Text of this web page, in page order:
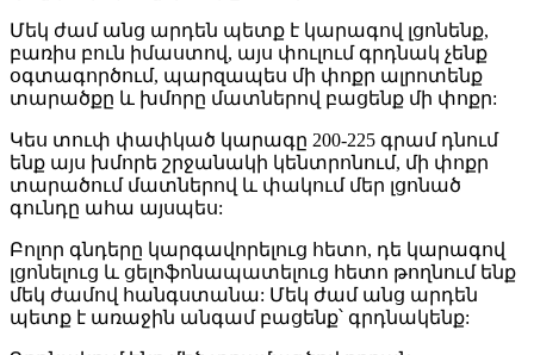
Մեկ ժամ անց արդեն պետք է կարագով լցոնենք,
բառիս բուն իմաստով, այս փուլում գրդնակ չենք
օգտագործում, պարզապես մի փոքր ալրոտենք
տարածքը և խմորը մատներով բացենք մի փոքր:
Կես տուփ փափկած կարագը 200-225 գրամ դնում
ենք այս խմորե շրջանակի կենտրոնում, մի փոքր
տարածում մատներով և փակում մեր լցոնած
գունդը ահա այսպես:
Բոլոր գնդերը կարգավորելուց հետո, դե կարագով
լցոնելուց և ցելոֆոնապատելուց հետո թողնում ենք
մեկ ժամով հանգստանա: Մեկ ժամ անց արդեն
պետք է առաջին անգամ բացենք՝ գրդնակենք: